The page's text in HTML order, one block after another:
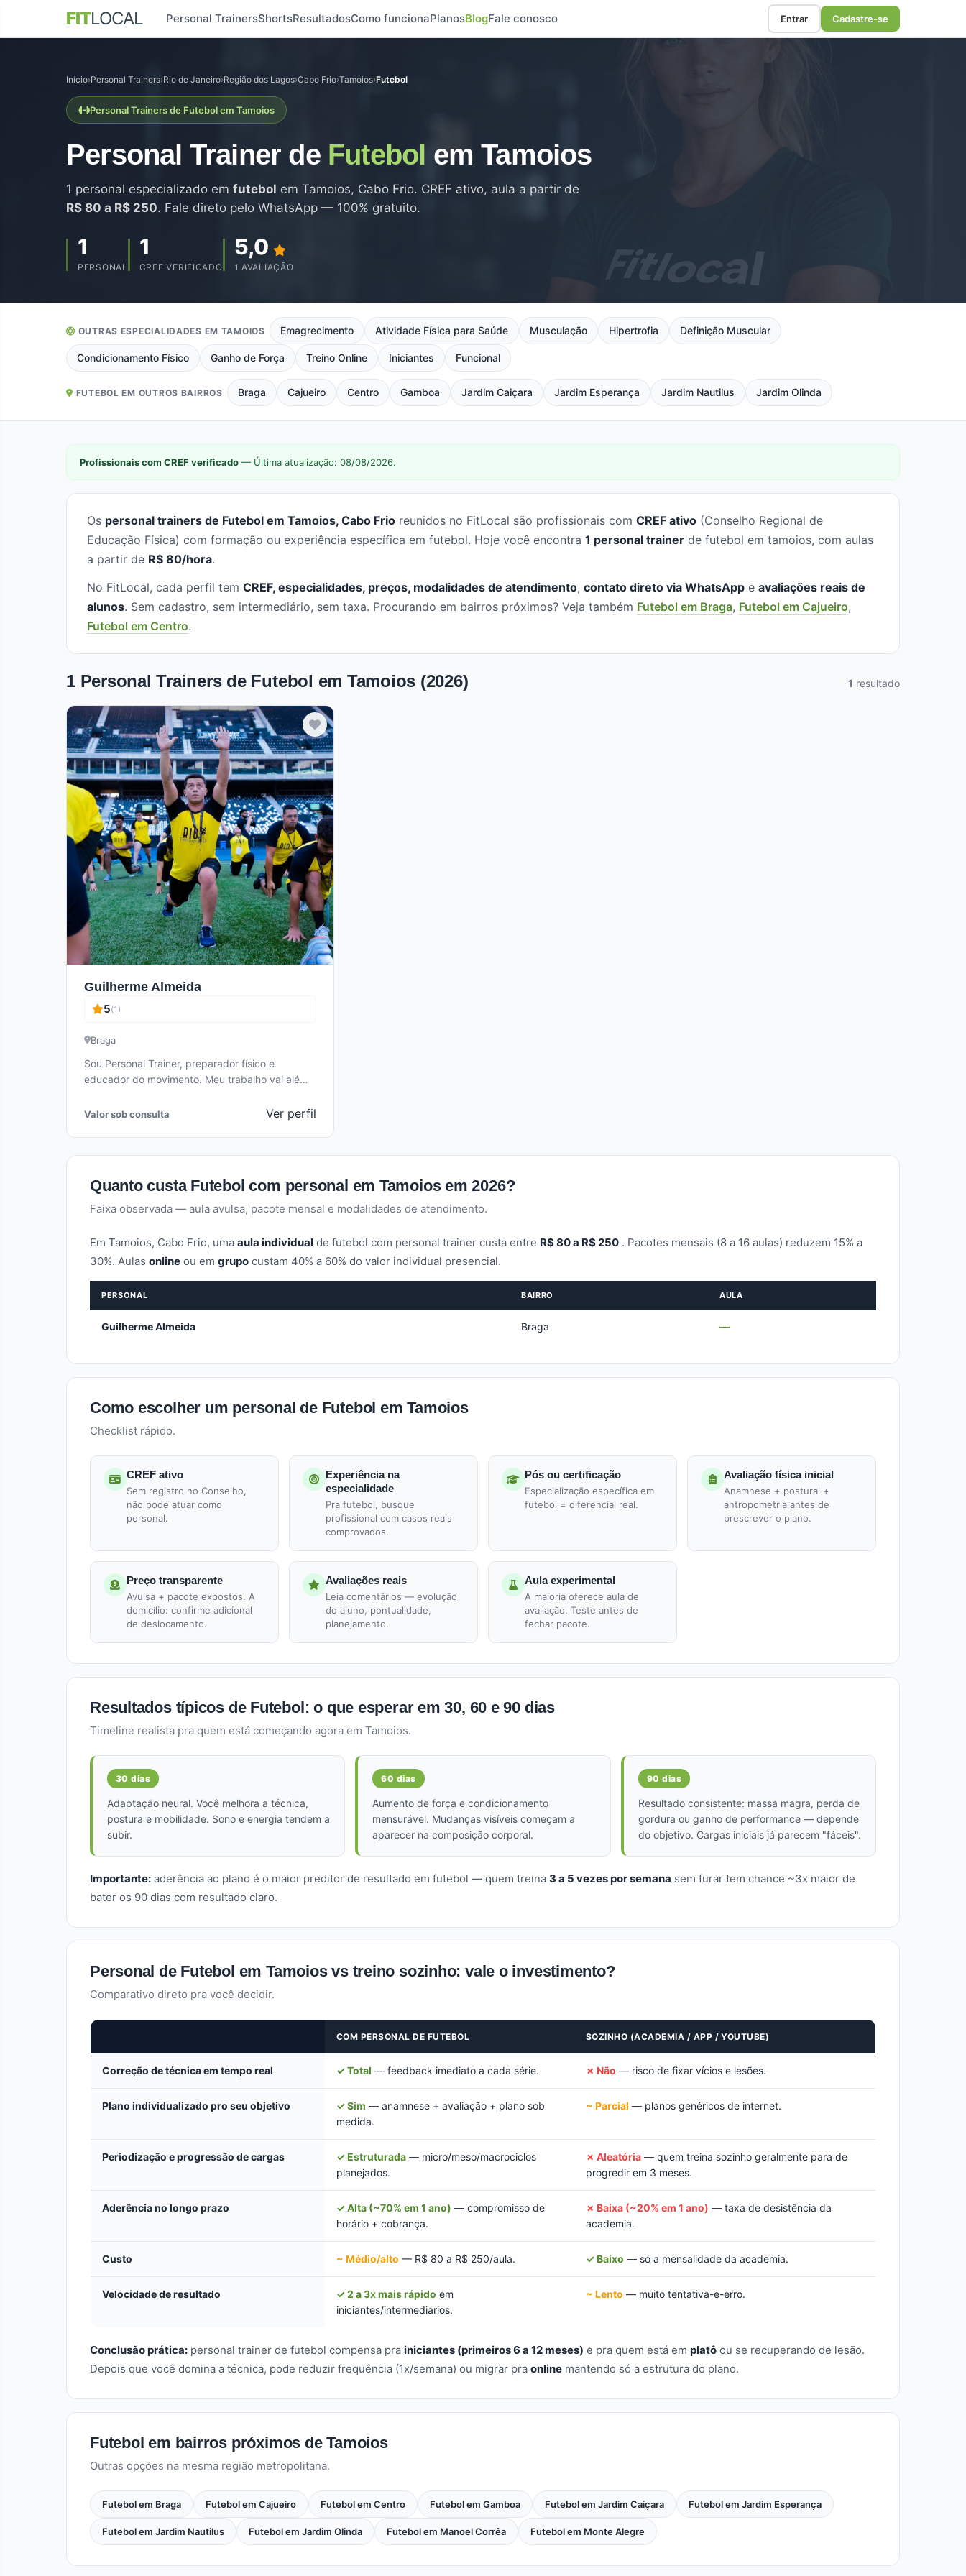
FITLOCAL Personal TrainersShortsResultadosComo funcionaPlanosBlogFale conosco Entrar Cadastre-se
Início›Personal Trainers›Rio de Janeiro›Região dos Lagos›Cabo Frio›Tamoios›Futebol
Personal Trainers de Futebol em Tamoios
Personal Trainer de Futebol em Tamoios
1 personal especializado em futebol em Tamoios, Cabo Frio. CREF ativo, aula a partir de
R$ 80 a R$ 250. Fale direto pelo WhatsApp — 100% gratuito.
1
PERSONAL
1
CREF VERIFICADO
5,0
1 AVALIAÇÃO
OUTRAS ESPECIALIDADES EM TAMOIOS Emagrecimento Atividade Física para Saúde Musculação Hipertrofia Definição Muscular
Condicionamento Físico Ganho de Força Treino Online Iniciantes Funcional
FUTEBOL EM OUTROS BAIRROS Braga Cajueiro Centro Gamboa Jardim Caiçara Jardim Esperança Jardim Nautilus Jardim Olinda
Profissionais com CREF verificado — Última atualização: 08/08/2026.
Os personal trainers de Futebol em Tamoios, Cabo Frio reunidos no FitLocal são profissionais com CREF ativo (Conselho Regional de
Educação Física) com formação ou experiência específica em futebol. Hoje você encontra 1 personal trainer de futebol em tamoios, com aulas
a partir de R$ 80/hora.
No FitLocal, cada perfil tem CREF, especialidades, preços, modalidades de atendimento, contato direto via WhatsApp e avaliações reais de
alunos. Sem cadastro, sem intermediário, sem taxa. Procurando em bairros próximos? Veja também Futebol em Braga, Futebol em Cajueiro,
Futebol em Centro.
1 Personal Trainers de Futebol em Tamoios (2026) 1 resultado
Verificado
Guilherme Almeida
5(1)
Braga
Sou Personal Trainer, preparador físico e
educador do movimento. Meu trabalho vai além
Valor sob consulta Ver perfil
Quanto custa Futebol com personal em Tamoios em 2026?
Faixa observada — aula avulsa, pacote mensal e modalidades de atendimento.
Em Tamoios, Cabo Frio, uma aula individual de futebol com personal trainer custa entre R$ 80 a R$ 250 . Pacotes mensais (8 a 16 aulas) reduzem 15% a
30%. Aulas online ou em grupo custam 40% a 60% do valor individual presencial.
PERSONAL BAIRRO AULA
Guilherme Almeida Braga —
Como escolher um personal de Futebol em Tamoios
Checklist rápido.
CREF ativo
Sem registro no Conselho,
não pode atuar como
personal.
Experiência na
especialidade
Pra futebol, busque
profissional com casos reais
comprovados.
Pós ou certificação
Especialização específica em
futebol = diferencial real.
Avaliação física inicial
Anamnese + postural +
antropometria antes de
prescrever o plano.
Preço transparente
Avulsa + pacote expostos. A
domicílio: confirme adicional
de deslocamento.
Avaliações reais
Leia comentários — evolução
do aluno, pontualidade,
planejamento.
Aula experimental
A maioria oferece aula de
avaliação. Teste antes de
fechar pacote.
Resultados típicos de Futebol: o que esperar em 30, 60 e 90 dias
Timeline realista pra quem está começando agora em Tamoios.
30 dias
Adaptação neural. Você melhora a técnica,
postura e mobilidade. Sono e energia tendem a
subir.
60 dias
Aumento de força e condicionamento
mensurável. Mudanças visíveis começam a
aparecer na composição corporal.
90 dias
Resultado consistente: massa magra, perda de
gordura ou ganho de performance — depende
do objetivo. Cargas iniciais já parecem "fáceis".
Importante: aderência ao plano é o maior preditor de resultado em futebol — quem treina 3 a 5 vezes por semana sem furar tem chance ~3x maior de
bater os 90 dias com resultado claro.
Personal de Futebol em Tamoios vs treino sozinho: vale o investimento?
Comparativo direto pra você decidir.
COM PERSONAL DE FUTEBOL SOZINHO (ACADEMIA / APP / YOUTUBE)
Correção de técnica em tempo real ✓ Total — feedback imediato a cada série. ✗ Não — risco de fixar vícios e lesões.
Plano individualizado pro seu objetivo ✓ Sim — anamnese + avaliação + plano sob
medida.
~ Parcial — planos genéricos de internet.
Periodização e progressão de cargas ✓ Estruturada — micro/meso/macrociclos
planejados.
✗ Aleatória — quem treina sozinho geralmente para de
progredir em 3 meses.
Aderência no longo prazo ✓ Alta (~70% em 1 ano) — compromisso de
horário + cobrança.
✗ Baixa (~20% em 1 ano) — taxa de desistência da
academia.
Custo ~ Médio/alto — R$ 80 a R$ 250/aula. ✓ Baixo — só a mensalidade da academia.
Velocidade de resultado ✓ 2 a 3x mais rápido em
iniciantes/intermediários.
~ Lento — muito tentativa-e-erro.
Conclusão prática: personal trainer de futebol compensa pra iniciantes (primeiros 6 a 12 meses) e pra quem está em platô ou se recuperando de lesão.
Depois que você domina a técnica, pode reduzir frequência (1x/semana) ou migrar pra online mantendo só a estrutura do plano.
Futebol em bairros próximos de Tamoios
Outras opções na mesma região metropolitana.
Futebol em Braga Futebol em Cajueiro Futebol em Centro Futebol em Gamboa Futebol em Jardim Caiçara Futebol em Jardim Esperança
Futebol em Jardim Nautilus Futebol em Jardim Olinda Futebol em Manoel Corrêa Futebol em Monte Alegre